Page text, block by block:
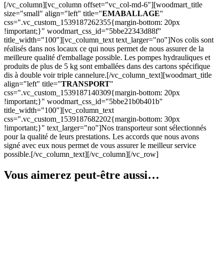
[/vc_column][vc_column offset="vc_col-md-6"][woodmart_title
size="small" align="left" title="EMABALLAGE"
css=".vc_custom_1539187262355{margin-bottom: 20px
!important;}" woodmart_css_id="5bbe22343d88f"
title_width="100"][vc_column_text text_larger="no"]Nos colis sont
réalisés dans nos locaux ce qui nous permet de nous assurer de la
meilleure qualité d'emballage possible. Les pompes hydrauliques et
produits de plus de 5 kg sont emballées dans des cartons spécifique
dis à double voir triple cannelure.[/vc_column_text][woodmart_title
align="left" title="TRANSPORT"
css=".vc_custom_1539187140309{margin-bottom: 20px
!important;}" woodmart_css_id="5bbe21b0b401b"
title_width="100"][vc_column_text
css=".vc_custom_1539187682202{margin-bottom: 30px
!important;}" text_larger="no"]Nos transporteur sont sélectionnés
pour la qualité de leurs prestations. Les accords que nous avons
signé avec eux nous permet de vous assurer le meilleur service
possible.[/vc_column_text][/vc_column][/vc_row]
Vous aimerez peut-être aussi…